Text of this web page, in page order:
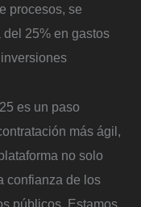
procesos, se
25% en gastos
es un paso
más ágil,
no solo
confianza de los